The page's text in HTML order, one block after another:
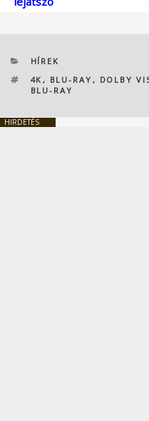
KATEGÓRIÁK
HÍREK
CÍMKÉK
4K , BLU-RAY , DOLBY
BLU-RAY
HIRDETÉS